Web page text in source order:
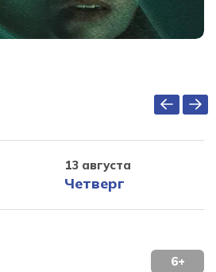
13 августа
Четверг
6+